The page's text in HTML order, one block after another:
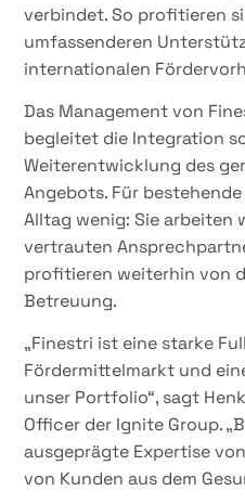
verbindet. So profitieren
umfassenderen
internationalen
Das Management von
begleitet die Integration
Weiterentwicklung des
Angebots. Für
Alltag wenig: Sie arbeiten
vertrauten
profitieren weiterhin von
Betreuung.
„Finestri ist eine starke
Fördermittelmarkt und
unser Portfolio“, sagt
Officer der Ignite Group.
ausgeprägte Expertise
von Kunden aus dem